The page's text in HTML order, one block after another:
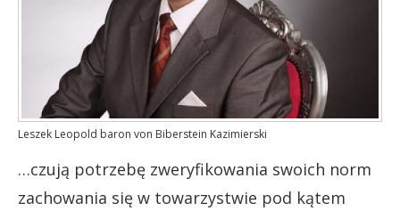
Leszek Leopold baron von Biberstein Kazimierski
…czują potrzebę zweryfikowania swoich norm
zachowania się w towarzystwie pod kątem